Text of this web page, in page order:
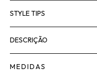
STYLE TIPS
DESCRIÇÃO
MEDIDAS